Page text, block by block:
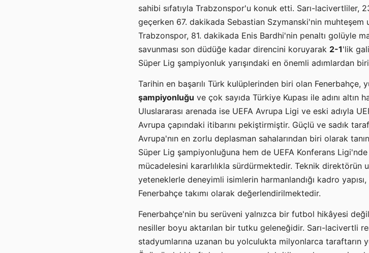
sahibi sıfatıyla Trabzonspor'u konuk etti. Sarı-lacivertliler,
geçerken 67. dakikada Sebastian Szymanski'nin muhteşem
Trabzonspor, 81. dakikada Enis Bardhi'nin penaltı golüyle
savunması son düdüğe kadar direncini koruyarak 2-1'lik
Süper Lig şampiyonluk yarışındaki en önemli adımlardan
Tarihin en başarılı Türk kulüplerinden biri olan Fenerbahçe,
şampiyonluğu ve çok sayıda Türkiye Kupası ile adını altın
Uluslararası arenada ise UEFA Avrupa Ligi ve eski adıyla
Avrupa çapındaki itibarını pekiştirmiştir. Güçlü ve sadık
Avrupa'nın en zorlu deplasman sahalarından biri olarak
Süper Lig şampiyonluğuna hem de UEFA Konferans
mücadelesini kararlılıkla sürdürmektedir. Teknik direktörün
yeteneklerle deneyimli isimlerin harmanlandığı kadro
Fenerbahçe takımı olarak değerlendirilmektedir.
Fenerbahçe'nin bu serüveni yalnızca bir futbol hikâyesi
nesiller boyu aktarılan bir tutku geleneğidir. Sarı-lacivertli
stadyumlarına uzanan bu yolculukta milyonlarca taraftarın